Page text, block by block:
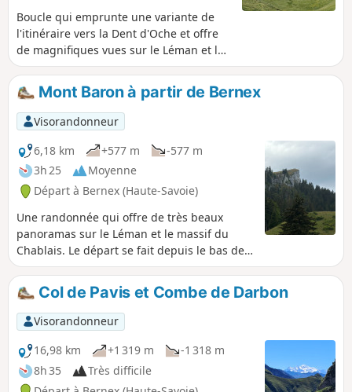
Boucle qui emprunte une variante de
l'itinéraire vers la Dent d'Oche et offre
de magnifiques vues sur le Léman et les
sommets environnants.
Mont Baron à partir de Bernex
Visorandonneur
6,18 km
+577 m
-577 m
3h 25
Moyenne
Départ à Bernex (Haute-Savoie)
Une randonnée qui offre de très beaux
panoramas sur le Léman et le massif du
Chablais. Le départ se fait depuis le bas de
la station de Bernex, ce qui constitue une
opportunité quand la route de Pré Richard
est fermée.
Col de Pavis et Combe de Darbon
Visorandonneur
16,98 km
+1 319 m
-1 318 m
8h 35
Très difficile